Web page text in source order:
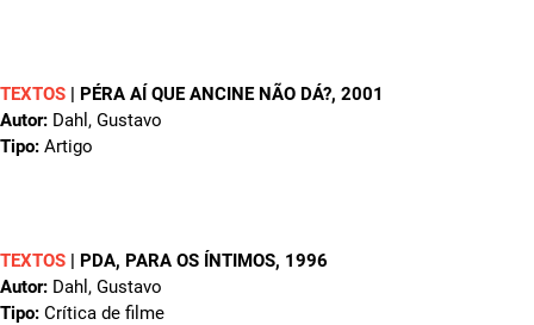
TEXTOS | PÉRA AÍ QUE ANCINE NÃO DÁ?, 2001
Autor: Dahl, Gustavo
Tipo: Artigo
TEXTOS | PDA, PARA OS ÍNTIMOS, 1996
Autor: Dahl, Gustavo
Tipo: Crítica de filme